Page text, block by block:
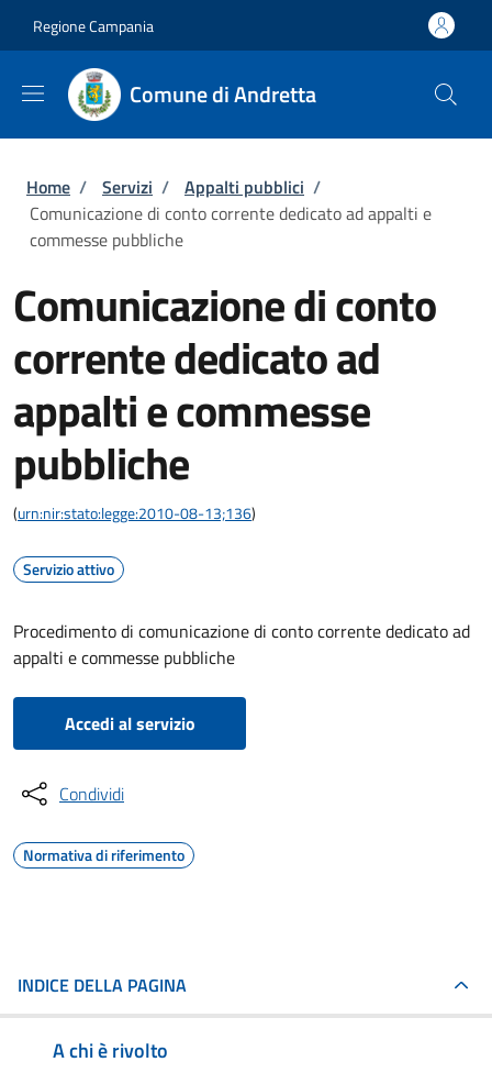
Regione Campania
Comune di Andretta
Briciole di pane
Home / Servizi / Appalti pubblici /
Comunicazione di conto corrente dedicato ad appalti e
commesse pubbliche
Comunicazione di conto
corrente dedicato ad
appalti e commesse
pubbliche
(urn:nir:stato:legge:2010-08-13;136)
Servizio attivo
Procedimento di comunicazione di conto corrente dedicato ad
appalti e commesse pubbliche
Accedi al servizio
Condividi
Normativa di riferimento
INDICE DELLA PAGINA
A chi è rivolto